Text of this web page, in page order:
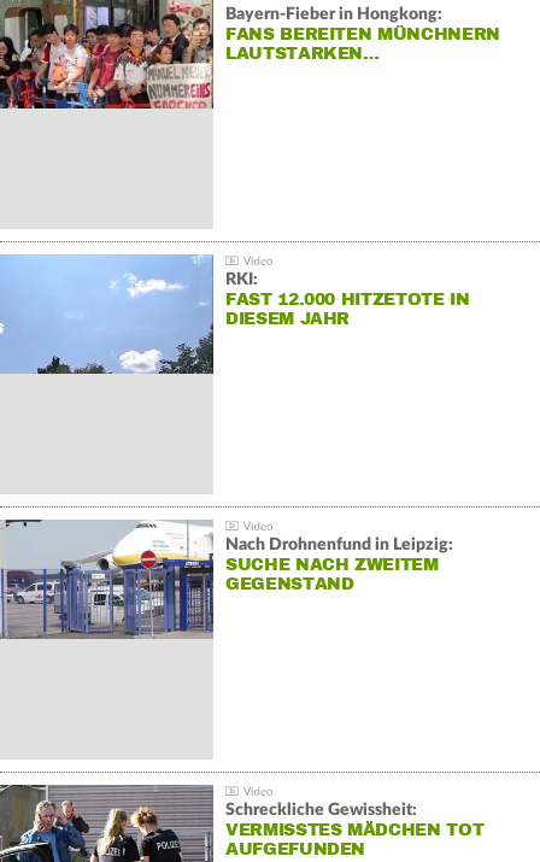
Bayern-Fieber in Hongkong:
FANS BEREITEN MÜNCHNERN
LAUTSTARKEN…
RKI:
FAST 12.000 HITZETOTE IN
DIESEM JAHR
Nach Drohnenfund in Leipzig:
SUCHE NACH ZWEITEM
GEGENSTAND
Schreckliche Gewissheit:
VERMISSTES MÄDCHEN TOT
AUFGEFUNDEN